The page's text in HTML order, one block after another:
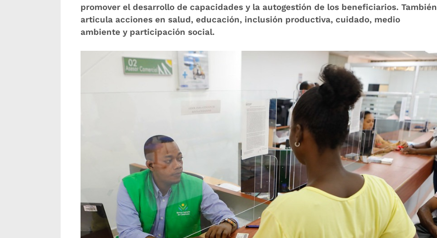
promover el desarrollo de capacidades y la autogestión de los beneficiarios. También
articula acciones en salud, educación, inclusión productiva, cuidado, medio
ambiente y participación social.